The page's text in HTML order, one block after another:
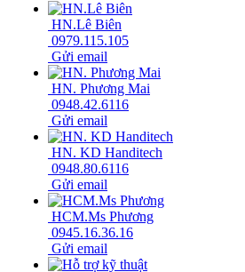
HN.Lê Biên
0979.115.105
Gửi email
HN. Phương Mai
0948.42.6116
Gửi email
HN. KD Handitech
0948.80.6116
Gửi email
HCM.Ms Phương
0945.16.36.16
Gửi email